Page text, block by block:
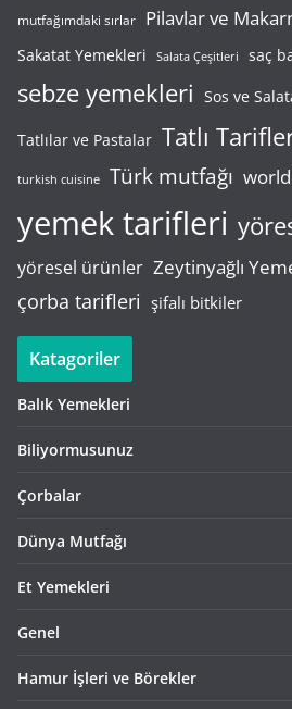
mutfağımdaki sırlar Pilavlar ve
Sakatat Yemekleri Salata Çeşitleri saç
sebze yemekleri Sos ve
Tatlılar ve Pastalar Tatlı
turkish cuisine Türk mutfağı
yemek tarifleri
yöresel ürünler Zeytinyağlı
çorba tarifleri şifalı bitkiler
Katagoriler
Balık Yemekleri
Biliyormusunuz
Çorbalar
Dünya Mutfağı
Et Yemekleri
Genel
Hamur İşleri ve Börekler